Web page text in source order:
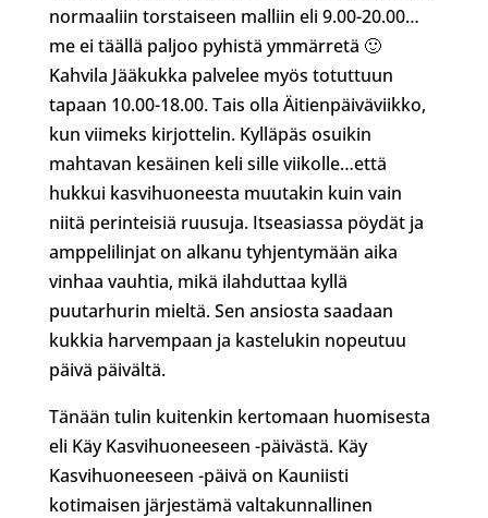
normaaliin torstaiseen malliin eli 9.00-20.00…
me ei täällä paljoo pyhistä ymmärretä 🙂
Kahvila Jääkukka palvelee myös totuttuun
tapaan 10.00-18.00. Tais olla Äitienpäiväviikko,
kun viimeks kirjottelin. Kylläpäs osuikin
mahtavan kesäinen keli sille viikolle…että
hukkui kasvihuoneesta muutakin kuin vain
niitä perinteisiä ruusuja. Itseasiassa pöydät ja
amppelilinjat on alkanu tyhjentymään aika
vinhaa vauhtia, mikä ilahduttaa kyllä
puutarhurin mieltä. Sen ansiosta saadaan
kukkia harvempaan ja kastelukin nopeutuu
päivä päivältä.
Tänään tulin kuitenkin kertomaan huomisesta
eli Käy Kasvihuoneeseen -päivästä. Käy
Kasvihuoneeseen -päivä on Kauniisti
kotimaisen järjestämä valtakunnallinen